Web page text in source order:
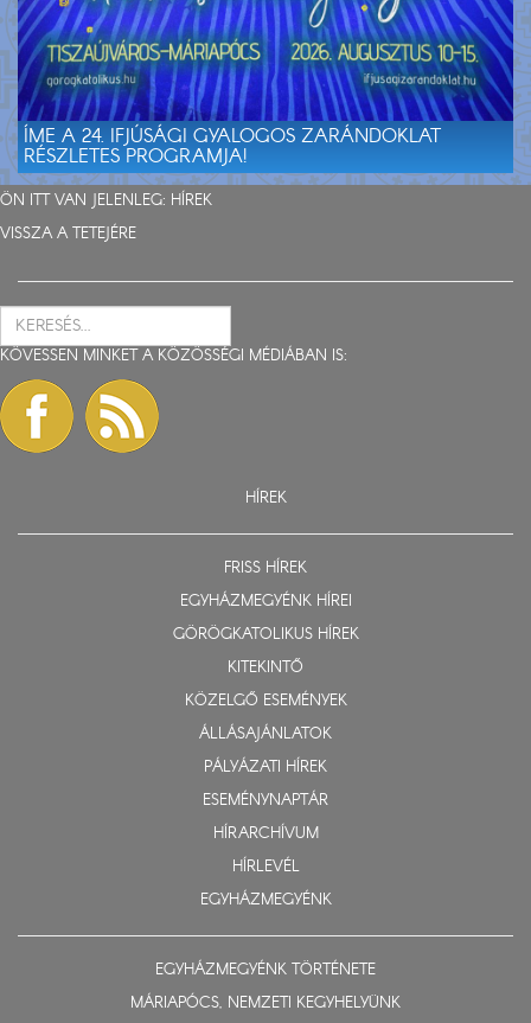
ÍME A 24. IFJÚSÁGI GYALOGOS ZARÁNDOKLAT
RÉSZLETES PROGRAMJA!
ÖN ITT VAN JELENLEG: HÍREK
VISSZA A TETEJÉRE
KÖVESSEN MINKET A KÖZÖSSÉGI MÉDIÁBAN IS:
HÍREK
FRISS HÍREK
EGYHÁZMEGYÉNK HÍREI
GÖRÖGKATOLIKUS HÍREK
KITEKINTŐ
KÖZELGŐ ESEMÉNYEK
ÁLLÁSAJÁNLATOK
PÁLYÁZATI HÍREK
ESEMÉNYNAPTÁR
HÍRARCHÍVUM
HÍRLEVÉL
EGYHÁZMEGYÉNK
EGYHÁZMEGYÉNK TÖRTÉNETE
MÁRIAPÓCS, NEMZETI KEGYHELYÜNK